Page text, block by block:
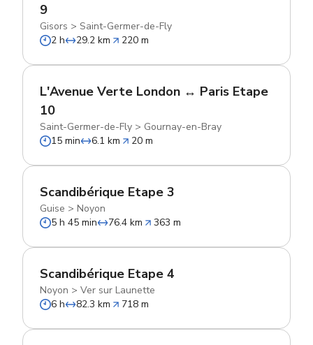
9
Gisors > Saint-Germer-de-Fly
2 h
29.2 km 220 m
L'Avenue Verte London ↔ Paris Etape
10
Saint-Germer-de-Fly > Gournay-en-Bray
15 min
6.1 km 20 m
Scandibérique Etape 3
Guise > Noyon
5 h 45 min
76.4 km 363 m
Scandibérique Etape 4
Noyon > Ver sur Launette
6 h
82.3 km 718 m